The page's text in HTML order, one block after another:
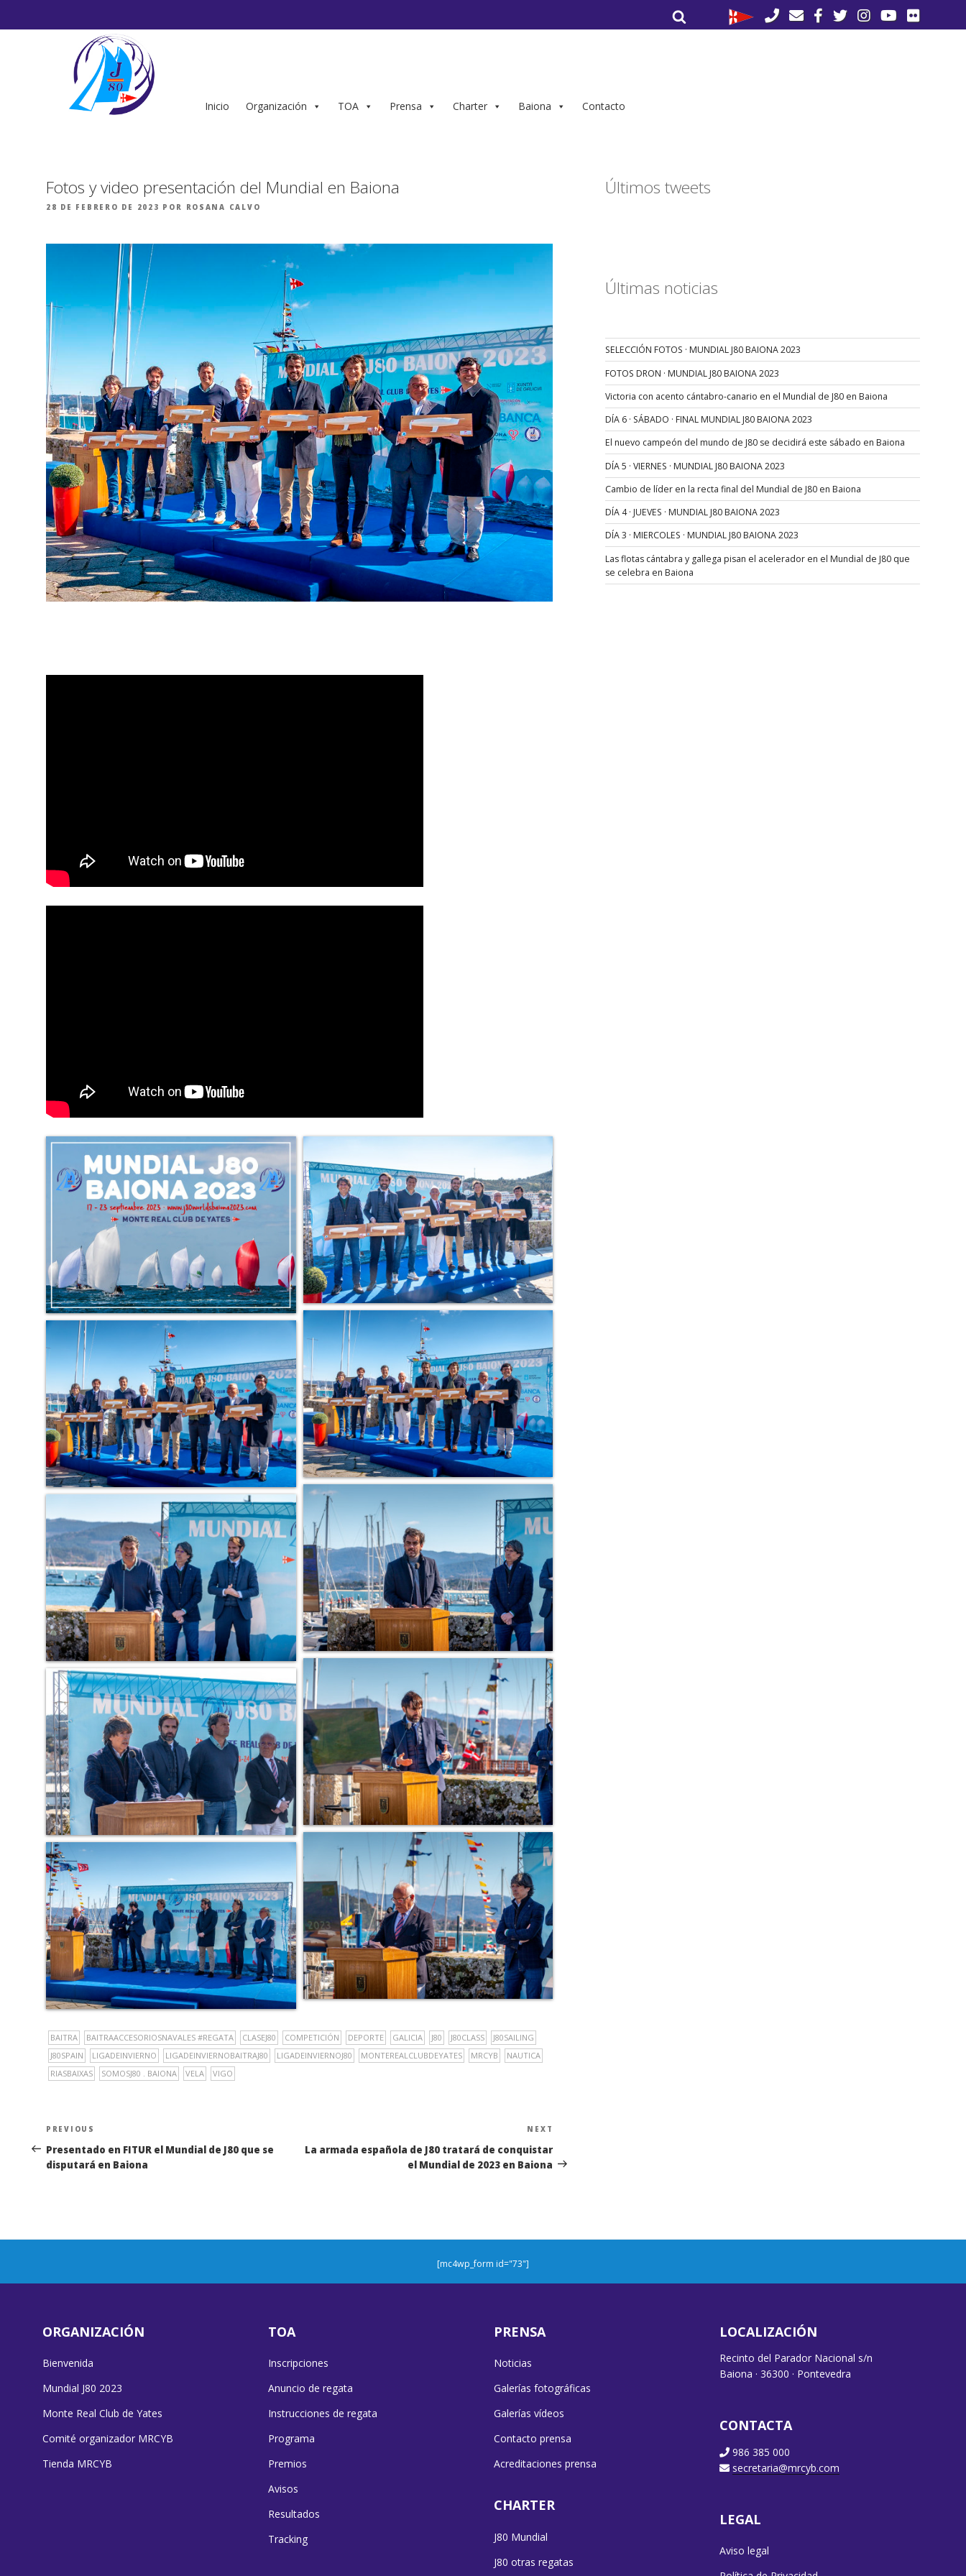
por:
Inicio Organización TOA Prensa Charter Baiona Contacto
Fotos y video presentación del Mundial en Baiona
PUBLICADO
28 DE FEBRERO DE 2023 POR ROSANA CALVO
BAITRA BAITRAACCESORIOSNAVALES #REGATA CLASEJ80 COMPETICIÓN DEPORTE GALICIA J80 J80CLASS
J80SAILING
J80SPAIN
LIGADEINVIERNO LIGADEINVIERNOBAITRAJ80 LIGADEINVIERNOJ80 MONTEREALCLUBDEYATES MRCYB
NAUTICA
RIASBAIXAS
SOMOSJ80 . BAIONA VELA VIGO
Navegación
de
entradas
Previous
Post
PREVIOUS
Presentado en FITUR el Mundial de J80 que se
disputará en Baiona
Post
NEXT
La armada española de J80 tratará de conquistar
el Mundial de 2023 en Baiona
Últimos tweets
Últimas noticias
SELECCIÓN FOTOS · MUNDIAL J80 BAIONA 2023
FOTOS DRON · MUNDIAL J80 BAIONA 2023
Victoria con acento cántabro-canario en el Mundial de J80 en Baiona
DÍA 6 · SÁBADO · FINAL MUNDIAL J80 BAIONA 2023
El nuevo campeón del mundo de J80 se decidirá este sábado en Baiona
DÍA 5 · VIERNES · MUNDIAL J80 BAIONA 2023
Cambio de líder en la recta final del Mundial de J80 en Baiona
DÍA 4 · JUEVES · MUNDIAL J80 BAIONA 2023
DÍA 3 · MIERCOLES · MUNDIAL J80 BAIONA 2023
Las flotas cántabra y gallega pisan el acelerador en el Mundial de J80 que
se celebra en Baiona
[mc4wp_form id="73"]
ORGANIZACIÓN
Bienvenida
Mundial J80 2023
Monte Real Club de Yates
Comité organizador MRCYB
Tienda MRCYB
TOA
Inscripciones
Anuncio de regata
Instrucciones de regata
Programa
Premios
Avisos
Resultados
Tracking
PRENSA
Noticias
Galerías fotográficas
Galerías vídeos
Contacto prensa
Acreditaciones prensa
CHARTER
J80 Mundial
J80 otras regatas
LOCALIZACIÓN
Recinto del Parador Nacional s/n
Baiona · 36300 · Pontevedra
CONTACTA
986 385 000
secretaria@mrcyb.com
LEGAL
Aviso legal